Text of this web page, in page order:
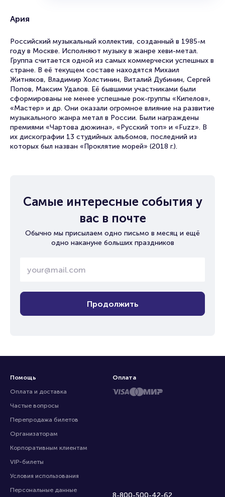
Ария
Российский музыкальный коллектив, созданный в 1985-м
году в Москве. Исполняют музыку в жанре хеви-метал.
Группа считается одной из самых коммерчески успешных в
стране. В её текущем составе находятся Михаил
Житняков, Владимир Холстинин, Виталий Дубинин, Сергей
Попов, Максим Удалов. Её бывшими участниками были
сформированы не менее успешные рок-группы «Кипелов»,
«Мастер» и др. Они оказали огромное влияние на развитие
музыкального жанра метал в России. Были награждены
премиями «Чартова дюжина», «Русский топ» и «Fuzz». В
их дискографии 13 студийных альбомов, последний из
которых был назван «Проклятие морей» (2018 г.).
Самые интересные события у
вас в почте
Обычно мы присылаем одно письмо в месяц и ещё
одно накануне больших праздников
Продолжить
Помощь
Оплата и доставка
Частые вопросы
Перепродажа билетов
Организаторам
Корпоративным клиентам
VIP-билеты
Условия использования
Персональные данные
Оплата